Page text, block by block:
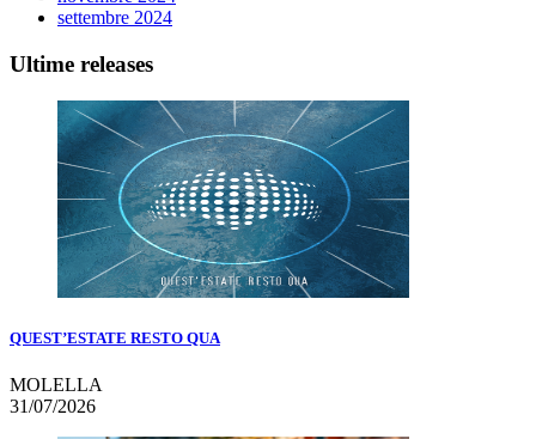
settembre 2024
Ultime releases
QUEST’ESTATE RESTO QUA
MOLELLA
31/07/2026